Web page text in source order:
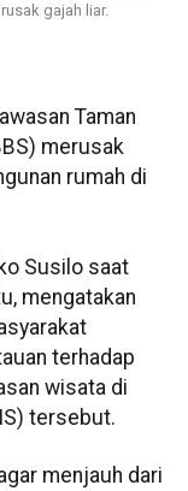
gajah liar.
Taman
merusak
rumah di
Susilo saat
mengatakan
terhadap
wisata di
tersebut.
menjauh dari